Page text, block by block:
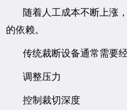
随着人工成本不断上涨
的依赖。
传统裁断设备通常需要
调整压力
控制裁切深度